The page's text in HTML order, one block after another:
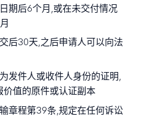
期后6个月,或在未交付情况
后30天,之后申请人可以向法
发件人或收件人身份的证明,
值的原件或认证副本
章程第39条,规定在任何诉讼